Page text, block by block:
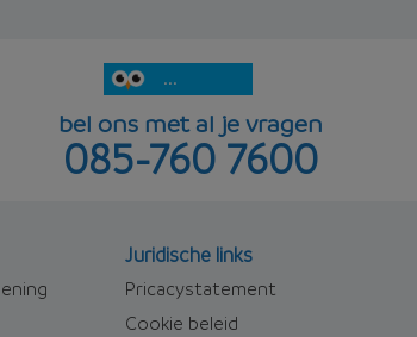
...
bel ons met al je vragen
085-760 7600
Juridische links
Pricacystatement
Cookie beleid